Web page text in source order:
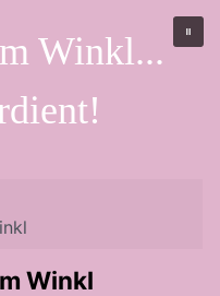
Winkl...
Winkl